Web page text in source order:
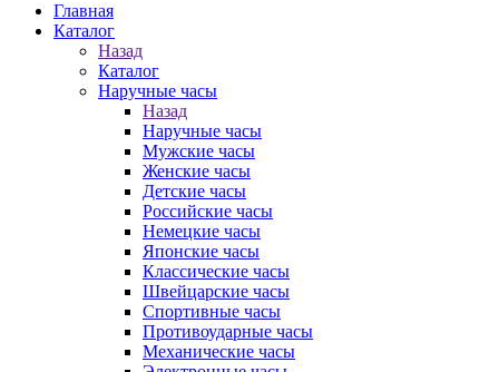
Главная
Каталог
Назад
Каталог
Наручные часы
Назад
Наручные часы
Мужские часы
Женские часы
Детские часы
Российские часы
Немецкие часы
Японские часы
Классические часы
Швейцарские часы
Спортивные часы
Противоударные часы
Механические часы